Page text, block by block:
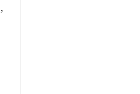
,